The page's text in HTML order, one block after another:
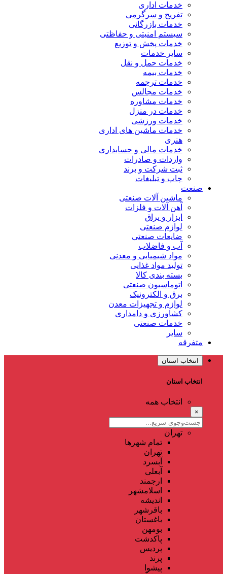
خدمات اداری
تفریح و سرگرمی
خدمات بازرگانی
سیستم امنیتی و حفاظتی
خدمات پخش و توزیع
سایر خدمات
خدمات حمل و نقل
خدمات بیمه
خدمات ترجمه
خدمات مجالس
خدمات مشاوره
خدمات در منزل
خدمات ورزشی
خدمات ماشین های اداری
هنری
خدمات مالی و حسابداری
واردات و صادرات
ثبت شرکت و برند
چاپ و تبلیغات
صنعت
ماشین آلات صنعتی
آهن آلات و فلزات
ابزار و یراق
لوازم صنعتی
ضایعات صنعتی
آب و فاضلاب
مواد شیمیایی و معدنی
تولید مواد غذایی
بسته بندی کالا
اتوماسیون صنعتی
برق و الکترونیک
لوازم و تجهیزات معدن
کشاورزی و دامداری
خدمات صنعتی
سایر
متفرقه
انتخاب استان
انتخاب استان
انتخاب همه
×
تهران
تمام شهر‌ها
تهران
آبسرد
آبعلی
ارجمند
اسلامشهر
اندیشه
باقرشهر
باغستان
بومهن
پاکدشت
پردیس
پرند
پیشوا